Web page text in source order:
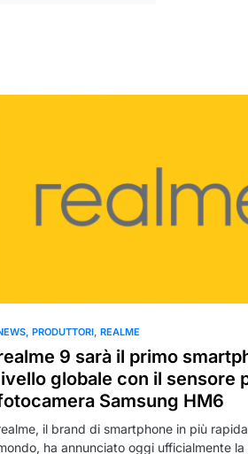
PRODUTTORI REALME
9 sarà il primo
globale con il sensore
Samsung HM6
il brand di smartphone in più
ha annunciato oggi ufficialmente la